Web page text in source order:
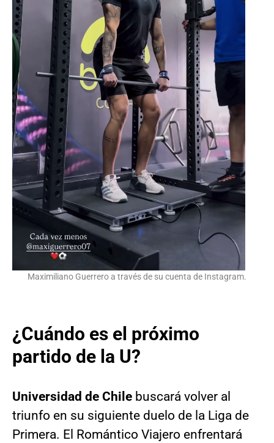
Maximiliano Guerrero a través de su cuenta de Instagram.
¿Cuándo es el próximo
partido de la U?
Universidad de Chile buscará volver al
triunfo en su siguiente duelo de la Liga de
Primera. El Romántico Viajero enfrentará